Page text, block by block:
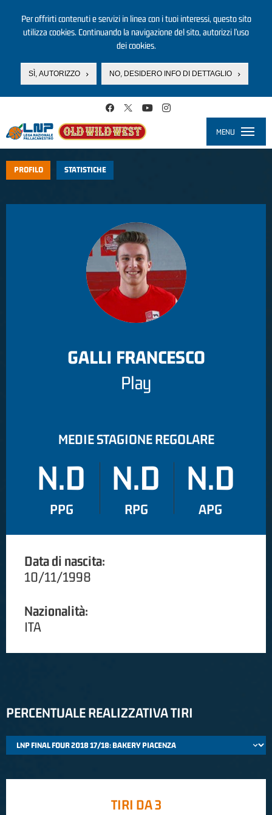
Per offrirti contenuti e servizi in linea con i tuoi interessi, questo sito
utilizza cookies. Continuando la navigazione del sito, autorizzi l’uso
dei cookies.
SÌ, AUTORIZZO NO, DESIDERO INFO DI DETTAGLIO
MENU
PROFILO STATISTICHE
GALLI FRANCESCO
Play
MEDIE STAGIONE REGOLARE
N.D
PPG
N.D
RPG
N.D
APG
Data di nascita:
10/11/1998
Nazionalità:
ITA
PERCENTUALE REALIZZATIVA TIRI
TIRI DA 3